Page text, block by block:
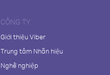
CÔNG TY
Giới thiệu Viber
Trung tâm Nhãn hiệu
Nghề nghiệp